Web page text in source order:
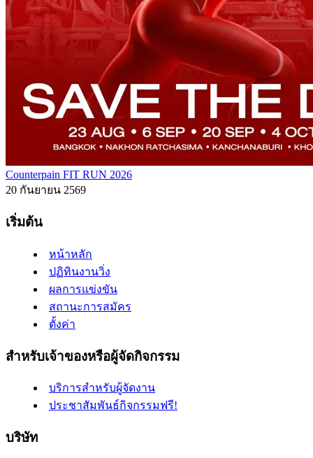
Counterpain FIT RUN 2026
20 กันยายน 2569
เริ่มต้น
หน้าหลัก
ปฏิทินงานวิ่ง
ผลการแข่งขัน
สถานะการสมัคร
ตั้งค่า
สำหรับเจ้าของหรือผู้จัดกิจกรรม
บริการสำหรับผู้จัดงาน
ประชาสัมพันธ์กิจกรรมฟรี!
บริษัท